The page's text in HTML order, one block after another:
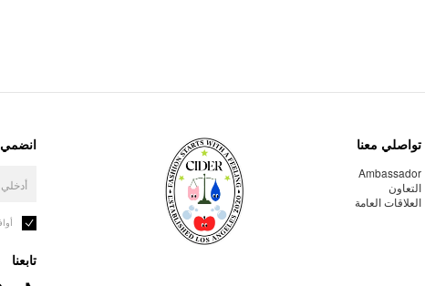
تواصلي معنا
Ambassador
التعاون
العلاقات العامة
انضمي
تابعنا